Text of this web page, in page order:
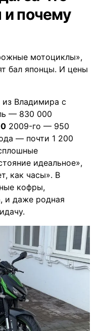
и почему
мотоциклы»,
бал японцы. И цены
из Владимира с
— 830 000
2009-го — 950
— почти 1 200
идеальное»,
как часы». В
кофры,
и даже родная